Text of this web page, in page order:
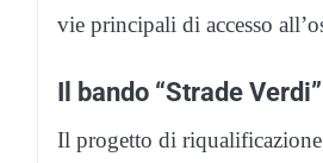
vie principali di accesso
Il bando “Strade Verdi”
Il progetto di